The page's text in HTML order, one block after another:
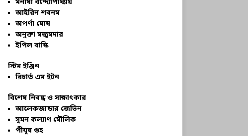
মনীষা বন্দ্যোপাধ্যায়
আইরিন শবনম
অপর্ণা ঘোষ
অনুক্তা মজুমদার
ইপিল বাস্কি
স্টিম ইঞ্জিন
রিচার্ড এম ইটন
বিশেষ নিবন্ধ ও সাক্ষাৎকার
আলেকজান্ডার জেভিন
সুমন কল্যাণ মৌলিক
পীযূষ গুহ